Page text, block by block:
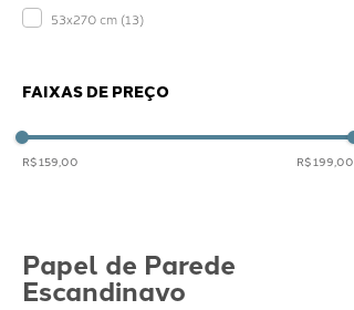
53x270 cm (13)
FAIXAS DE PREÇO
R$ 159,00 R$ 199,00
Papel de Parede
Escandinavo